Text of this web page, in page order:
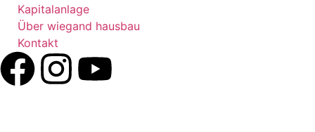
Kapitalanlage
Über wiegand hausbau
Kontakt